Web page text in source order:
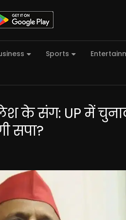
Sports
के संग: UP में
सपा?